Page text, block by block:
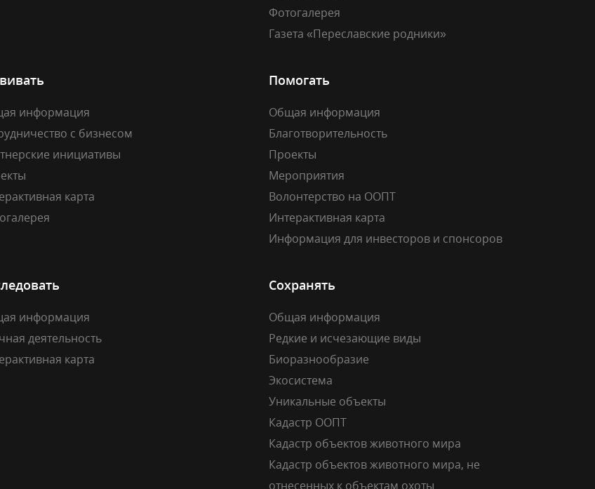
Фотогалерея
Газета «Переславские родники»
информация
с бизнесом
инициативы
карта
Помогать
Общая информация
Благотворительность
Проекты
Мероприятия
Волонтерство на ООПТ
Интерактивная карта
Информация для инвесторов и спонсоров
информация
деятельность
карта
Сохранять
Общая информация
Редкие и исчезающие виды
Биоразнообразие
Экосистема
Уникальные объекты
Кадастр ООПТ
Кадастр объектов животного мира
Кадастр объектов животного мира, не
отнесенных к объектам охоты